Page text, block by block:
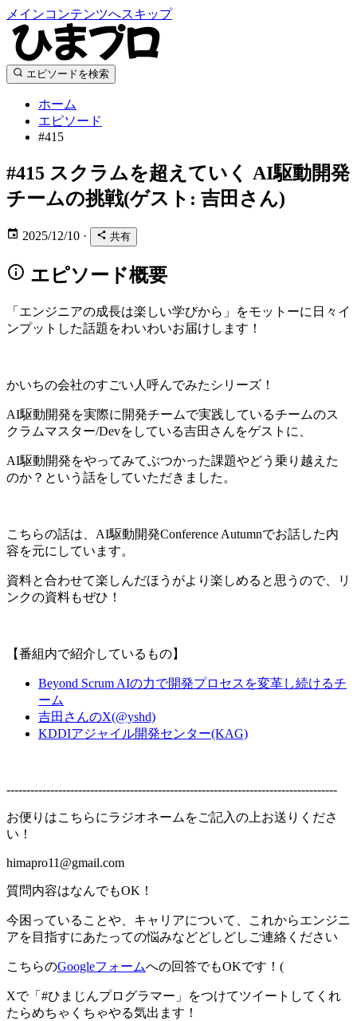
メインコンテンツへスキップ
エピソードを検索
ホーム
エピソード
#415
#415 スクラムを超えていく AI駆動開発
チームの挑戦(ゲスト: 吉田さん)
2025/12/10 · 共有
エピソード概要
「エンジニアの成長は楽しい学びから」をモットーに日々イ
ンプットした話題をわいわいお届けします！
かいちの会社のすごい人呼んでみたシリーズ！
AI駆動開発を実際に開発チームで実践しているチームのス
クラムマスター/Devをしている吉田さんをゲストに、
AI駆動開発をやってみてぶつかった課題やどう乗り越えた
のか？という話をしていただきました。
こちらの話は、AI駆動開発Conference Autumnでお話した内
容を元にしています。
資料と合わせて楽しんだほうがより楽しめると思うので、リ
ンクの資料もぜひ！
【番組内で紹介しているもの】
Beyond Scrum AIの力で開発プロセスを変革し続けるチ
ーム
吉田さんのX(@yshd)
KDDIアジャイル開発センター(KAG)
-----------------------------------------------------------------------------------
お便りはこちらにラジオネームをご記入の上お送りくださ
い！
himapro11@gmail.com
質問内容はなんでもOK！
今困っていることや、キャリアについて、これからエンジニ
アを目指すにあたっての悩みなどどしどしご連絡ください
こちらのGoogleフォームへの回答でもOKです！(
Xで「#ひまじんプログラマー」をつけてツイートしてくれ
たらめちゃくちゃやる気出ます！